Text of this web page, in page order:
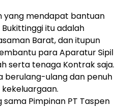
yang mendapat bantuan
itu adalah
Barat, dan itupun
para Aparatur Sipil
serta tenaga Kontrak saja.
berulang-ulang dan penuh
Pimpinan PT Taspen